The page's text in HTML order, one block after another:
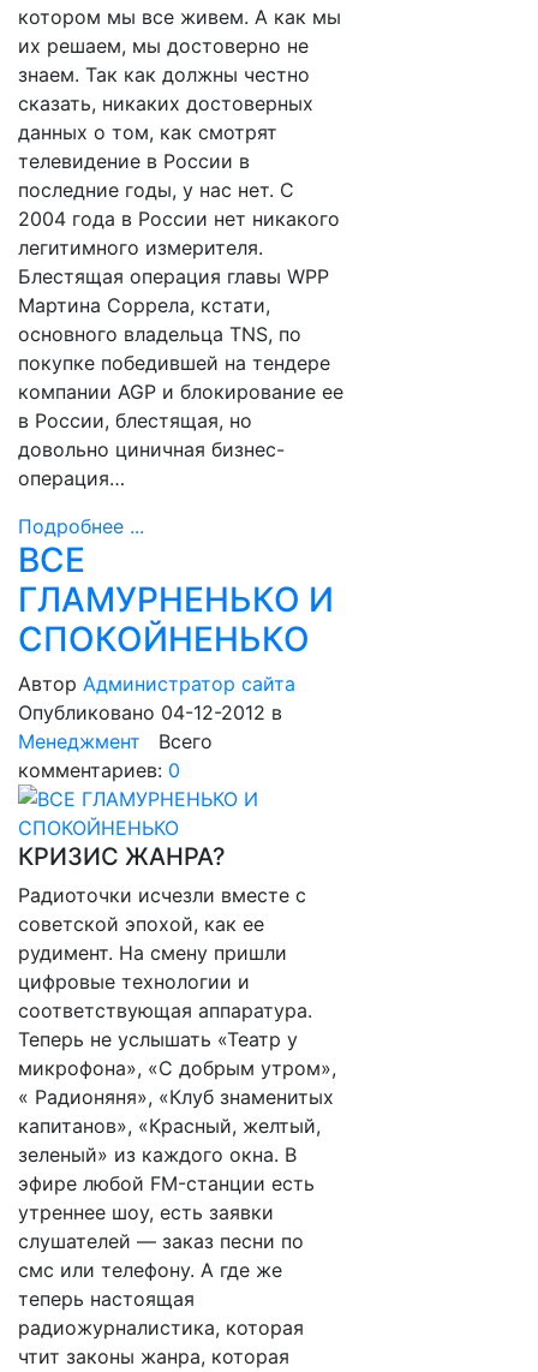
котором мы все живем. А как мы
их решаем, мы достоверно не
знаем. Так как должны честно
сказать, никаких достоверных
данных о том, как смотрят
телевидение в России в
последние годы, у нас нет. С
2004 года в России нет никакого
легитимного измерителя.
Блестящая операция главы WPP
Мартина Соррела, кстати,
основного владельца TNS, по
покупке победившей на тендере
компании AGP и блокирование ее
в России, блестящая, но
довольно циничная бизнес-
операция…
Подробнее ...
ВСЕ
ГЛАМУРНЕНЬКО И
СПОКОЙНЕНЬКО
Автор Администратор сайта
Опубликовано 04-12-2012 в
Менеджмент Всего
комментариев: 0
КРИЗИС ЖАНРА?
Радиоточки исчезли вместе с
советской эпохой, как ее
рудимент. На смену пришли
цифровые технологии и
соответствующая аппаратура.
Теперь не услышать «Театр у
микрофона», «С добрым утром»,
« Радионяня», «Клуб знаменитых
капитанов», «Красный, желтый,
зеленый» из каждого окна. В
эфире любой FM-станции есть
утреннее шоу, есть заявки
слушателей — заказ песни по
смс или телефону. А где же
теперь настоящая
радиожурналистика, которая
чтит законы жанра, которая